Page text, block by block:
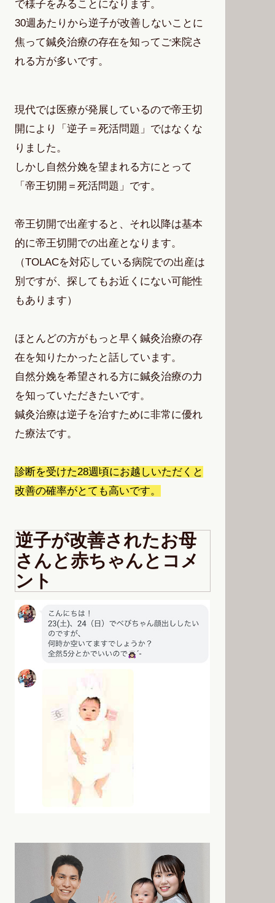
で様子をみることになります。
30週あたりから逆子が改善しないことに
焦って鍼灸治療の存在を知ってご来院さ
れる方が多いです。
現代では医療が発展しているので帝王切
開により「逆子＝死活問題」ではなくな
りました。
しかし自然分娩を望まれる方にとって
「帝王切開＝死活問題」です。
帝王切開で出産すると、それ以降は基本
的に帝王切開での出産となります。
（TOLACを対応している病院での出産は
別ですが、探してもお近くにない可能性
もあります）
ほとんどの方がもっと早く鍼灸治療の存
在を知りたかったと話しています。
自然分娩を希望される方に鍼灸治療の力
を知っていただきたいです。
鍼灸治療は逆子を治すために非常に優れ
た療法です。
診断を受けた28週頃にお越しいただくと
改善の確率がとても高いです。
逆子が改善されたお母
さんと赤ちゃんとコメ
ント